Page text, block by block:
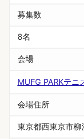
募集数
8名
会場
MUFG PARKテニ
会場住所
東京都西東京市